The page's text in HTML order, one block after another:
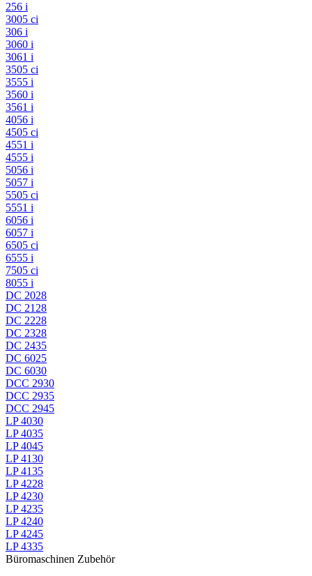
256 i
3005 ci
306 i
3060 i
3061 i
3505 ci
3555 i
3560 i
3561 i
4056 i
4505 ci
4551 i
4555 i
5056 i
5057 i
5505 ci
5551 i
6056 i
6057 i
6505 ci
6555 i
7505 ci
8055 i
DC 2028
DC 2128
DC 2228
DC 2328
DC 2435
DC 6025
DC 6030
DCC 2930
DCC 2935
DCC 2945
LP 4030
LP 4035
LP 4045
LP 4130
LP 4135
LP 4228
LP 4230
LP 4235
LP 4240
LP 4245
LP 4335
Büromaschinen Zubehör